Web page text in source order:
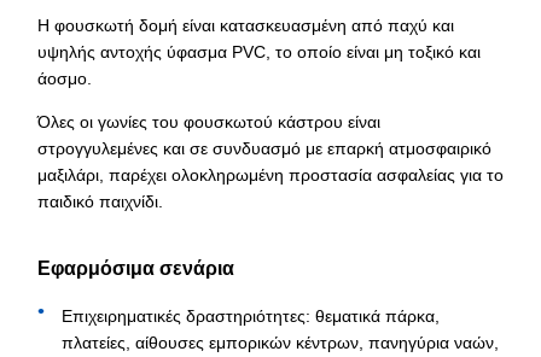
Η φουσκωτή δομή είναι κατασκευασμένη από παχύ και
υψηλής αντοχής ύφασμα PVC, το οποίο είναι μη τοξικό και
άοσμο.
Όλες οι γωνίες του φουσκωτού κάστρου είναι
στρογγυλεμένες και σε συνδυασμό με επαρκή ατμοσφαιρικό
μαξιλάρι, παρέχει ολοκληρωμένη προστασία ασφαλείας για το
παιδικό παιχνίδι.
Εφαρμόσιμα σενάρια
Επιχειρηματικές δραστηριότητες: θεματικά πάρκα,
πλατείες, αίθουσες εμπορικών κέντρων, πανηγύρια ναών,